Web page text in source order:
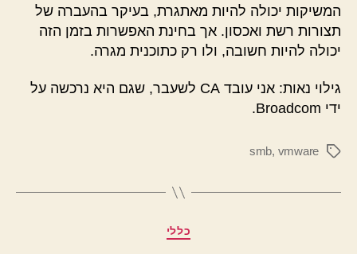
המשיקות יכולה להיות מאתגרת, בעיקר בהעברה של
תצורות רשת ואכסון. אך בחינת האפשרות בזמן הזה
יכולה להיות חשובה, ולו רק כתוכנית מגרה.
גילוי נאות: אני עובד CA לשעבר, שגם היא נרכשה על
ידי Broadcom.
תגיות smb, vmware
קטגוריותכללי